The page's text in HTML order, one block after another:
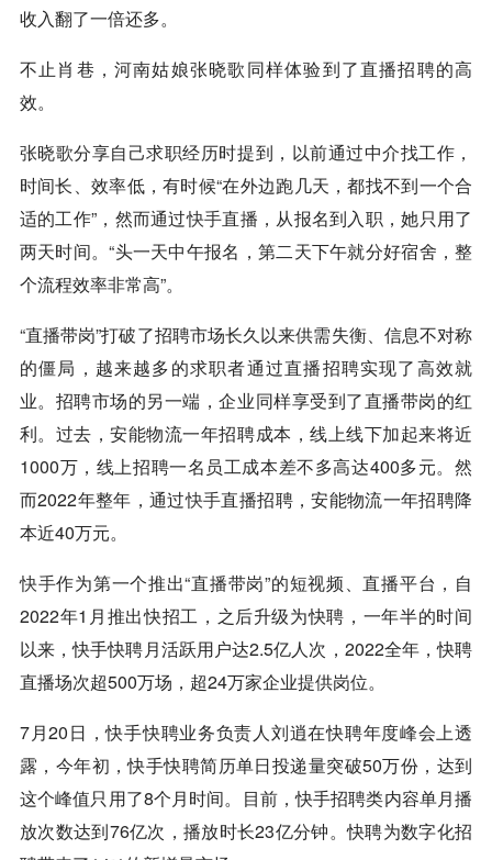
收入翻了一倍还多。
不止肖巷，河南姑娘张晓歌同样体验到了直播招聘的高
效。
张晓歌分享自己求职经历时提到，以前通过中介找工作，
时间长、效率低，有时候“在外边跑几天，都找不到一个合
适的工作”，然而通过快手直播，从报名到入职，她只用了
两天时间。“头一天中午报名，第二天下午就分好宿舍，整
个流程效率非常高”。
“直播带岗”打破了招聘市场长久以来供需失衡、信息不对称
的僵局，越来越多的求职者通过直播招聘实现了高效就
业。招聘市场的另一端，企业同样享受到了直播带岗的红
利。过去，安能物流一年招聘成本，线上线下加起来将近
1000万，线上招聘一名员工成本差不多高达400多元。然
而2022年整年，通过快手直播招聘，安能物流一年招聘降
本近40万元。
快手作为第一个推出“直播带岗”的短视频、直播平台，自
2022年1月推出快招工，之后升级为快聘，一年半的时间
以来，快手快聘月活跃用户达2.5亿人次，2022全年，快聘
直播场次超500万场，超24万家企业提供岗位。
7月20日，快手快聘业务负责人刘逍在快聘年度峰会上透
露，今年初，快手快聘简历单日投递量突破50万份，达到
这个峰值只用了8个月时间。目前，快手招聘类内容单月播
放次数达到76亿次，播放时长23亿分钟。快聘为数字化招